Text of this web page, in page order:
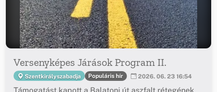
Versenyképes Járások Program II.
Szentkirályszabadja Populáris hír 2026. 06. 23 16:54